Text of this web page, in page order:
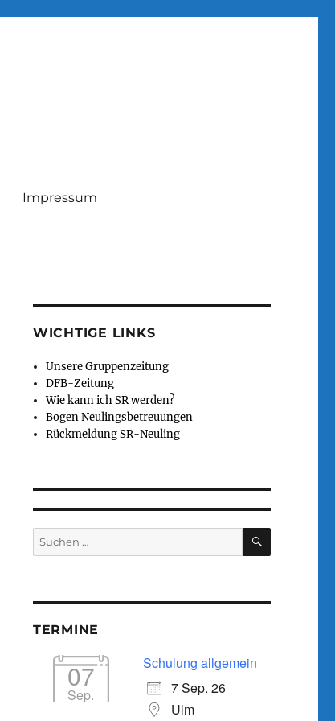
Impressum
Office 365
WICHTIGE LINKS
Unsere Gruppenzeitung
DFB-Zeitung
Wie kann ich SR werden?
Bogen Neulingsbetreuungen
Rückmeldung SR-Neuling
Suchen
nach:
SUCHEN
TERMINE
07
Sep.
Schulung allgemein
7 Sep. 26
Ulm